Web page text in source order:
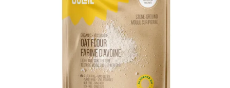
AJOUTER AU PANIER / DÉTAILS